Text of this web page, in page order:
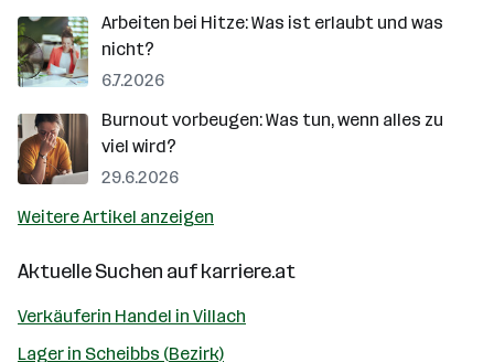
Arbeiten bei Hitze: Was ist erlaubt und was
nicht?
6.7.2026
Burnout vorbeugen: Was tun, wenn alles zu
viel wird?
29.6.2026
Weitere Artikel anzeigen
Aktuelle Suchen aufkarriere.at
Verkäuferin Handel in Villach
Lager in Scheibbs (Bezirk)